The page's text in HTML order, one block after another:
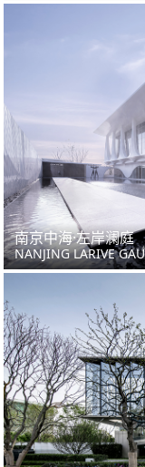
南京中海·左岸澜庭
NANJING LARIVE